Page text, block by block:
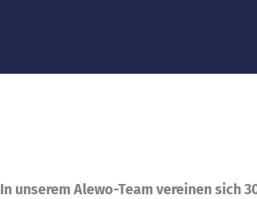
In unserem Alewo-Team vereinen sich